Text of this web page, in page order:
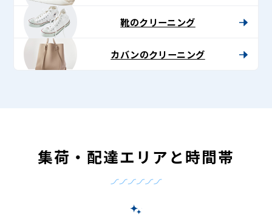
靴のクリーニング
カバンのクリーニング
集荷・配達エリアと時間帯